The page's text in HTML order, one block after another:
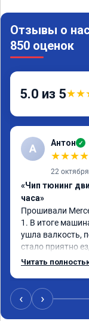
Отзывы о
850 оценок
5.0 из 5★★
А Антон ✓
★★★★
22
«Чип тюнинг
часа»
Прошивали
1. В итоге
ушла валкость,
стало приятно
Одни из лучших
Читать
‹ ›